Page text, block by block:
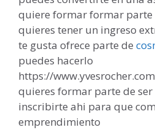
quiere formar formar parte
quieres tener un ingreso
te gusta ofrece parte de
puedes hacerlo
https://
quieres formar parte de
inscribirte ahi para que
emprendimiento